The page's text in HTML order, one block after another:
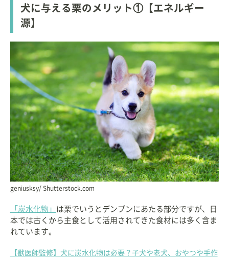
犬に与える栗のメリット①【エネルギー
源】
geniusksy/ Shutterstock.com
「炭水化物」 は栗でいうとデンプンにあたる部分ですが、日
本では古くから主食として活用されてきた食材には多く含ま
れています。
【獣医師監修】犬に炭水化物は必要？子犬や老犬、おやつや手作